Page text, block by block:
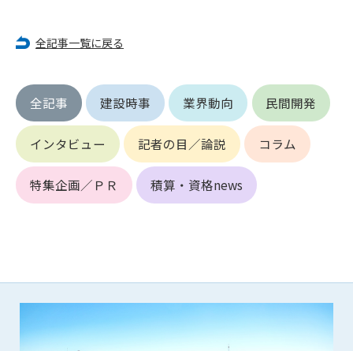
全記事一覧に戻る
全記事 建設時事 業界動向 民間開発
インタビュー 記者の目／論説 コラム
特集企画／ＰＲ 積算・資格news
(1) 会員申し込みをした者が実在しなかった場合
(2) 本規約に違反した場合/li>
(4) 会員申込者が管理者所定の手続き通りに会員申込手続き処
理を行わなかった場合
(5) その他管理者が会員とすることを不適当と判断した場合
2. 管理者は承認後であっても承認した会員が前項の何れかに該
当することが判明した場合、会員資格を取り消すことがあり
ます。
その他形態を問わず、第三者に利用させることはできませ
ん。
3. 会員は、IDおよびパスワードの管理不十分、使用上の過誤、
第三者（他の会員を含む）の使用等による損害について責任